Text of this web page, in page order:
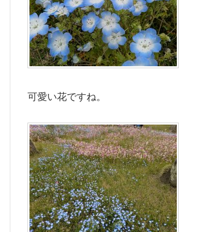
可愛い花ですね。